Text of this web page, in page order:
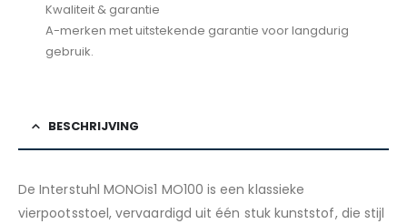
Kwaliteit & garantie
A-merken met uitstekende garantie voor langdurig
gebruik.
BESCHRIJVING
De Interstuhl MONOis1 MO100 is een klassieke
vierpootsstoel, vervaardigd uit één stuk kunststof, die stijl